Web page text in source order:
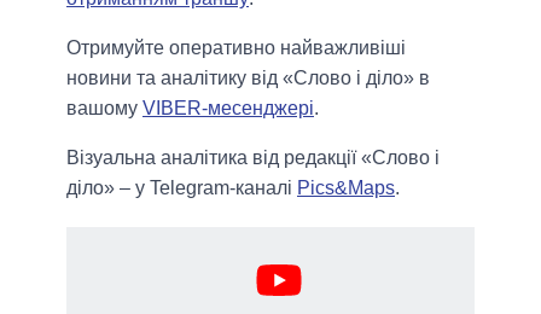
Отримуйте оперативно найважливіші
новини та аналітику від «Слово і діло» в
вашому VIBER-месенджері.
Візуальна аналітика від редакції «Слово і
діло» – у Telegram-каналі Pics&Maps.